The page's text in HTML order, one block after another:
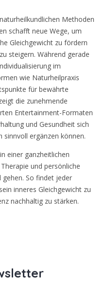
Methoden
schafft neue Wege, um
Gleichgewicht zu fördern
steigern. Während gerade
im
wie Naturheilpraxis
für bewährte
die zunehmende
Entertainment-Formaten
und Gesundheit sich
sinnvoll ergänzen können.
einer ganzheitlichen
und persönliche
gehen. So findet jeder
inneres Gleichgewicht zu
nachhaltig zu stärken.